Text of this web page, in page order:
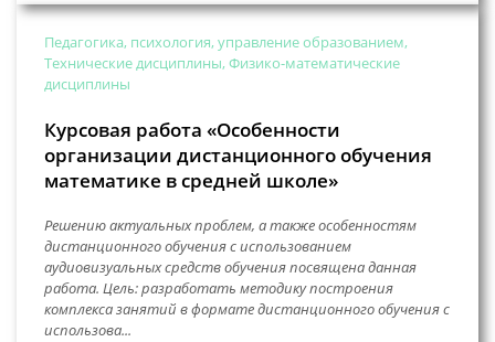
Педагогика, психология, управление образованием,
Технические дисциплины, Физико-математические
дисциплины
Курсовая работа «Особенности
организации дистанционного обучения
математике в средней школе»
Решению актуальных проблем, а также особенностям
дистанционного обучения с использованием
аудиовизуальных средств обучения посвящена данная
работа. Цель: разработать методику построения
комплекса занятий в формате дистанционного обучения с
использова...